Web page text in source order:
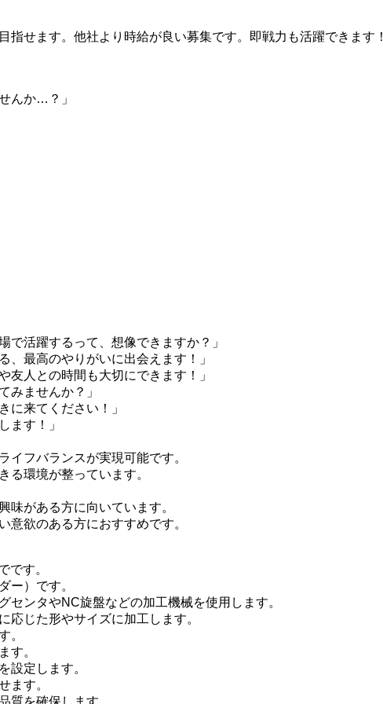
指せます。他社より時給が良い募集です。即戦力も活躍できます！
んか…？」
で活躍するって、想像できますか？」
、最高のやりがいに出会えます！」
友人との時間も大切にできます！」
みませんか？」
に来てください！」
ます！」
イフバランスが実現可能です。
る環境が整っています。
味がある方に向いています。
意欲のある方におすすめです。
です。
ー）です。
センタやNC旋盤などの加工機械を使用します。
応じた形やサイズに加工します。
。
す。
設定します。
ます。
質を確保します。